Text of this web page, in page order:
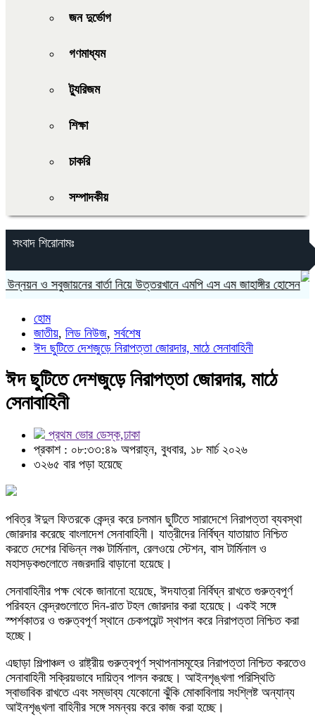
জন দুর্ভোগ
গণমাধ্যম
ট্যুরিজম
শিক্ষা
চাকরি
সম্পাদকীয়
সংবাদ শিরোনামঃ
ও সবুজায়নের বার্তা নিয়ে উত্তরখানে এমপি এস এম জাহাঙ্গীর হোসেন
হোম
জাতীয়, লিড নিউজ, সর্বশেষ
ঈদ ছুটিতে দেশজুড়ে নিরাপত্তা জোরদার, মাঠে সেনাবাহিনী
ঈদ ছুটিতে দেশজুড়ে নিরাপত্তা জোরদার, মাঠে
সেনাবাহিনী
প্রথম ভোর ডেস্ক,ঢাকা
প্রকাশ : ০৮:৩৩:৪৯ অপরাহ্ন, বুধবার, ১৮ মার্চ ২০২৬
৩২৬৫ বার পড়া হয়েছে
পবিত্র ঈদুল ফিতরকে কেন্দ্র করে চলমান ছুটিতে সারাদেশে নিরাপত্তা ব্যবস্থা
জোরদার করেছে বাংলাদেশ সেনাবাহিনী। যাত্রীদের নির্বিঘ্ন যাতায়াত নিশ্চিত
করতে দেশের বিভিন্ন লঞ্চ টার্মিনাল, রেলওয়ে স্টেশন, বাস টার্মিনাল ও
মহাসড়কগুলোতে নজরদারি বাড়ানো হয়েছে।
সেনাবাহিনীর পক্ষ থেকে জানানো হয়েছে, ঈদযাত্রা নির্বিঘ্ন রাখতে গুরুত্বপূর্ণ
পরিবহন কেন্দ্রগুলোতে দিন-রাত টহল জোরদার করা হয়েছে। একই সঙ্গে
স্পর্শকাতর ও গুরুত্বপূর্ণ স্থানে চেকপয়েন্ট স্থাপন করে নিরাপত্তা নিশ্চিত করা
হচ্ছে।
এছাড়া শিল্পাঞ্চল ও রাষ্ট্রীয় গুরুত্বপূর্ণ স্থাপনাসমূহের নিরাপত্তা নিশ্চিত করতেও
সেনাবাহিনী সক্রিয়ভাবে দায়িত্ব পালন করছে। আইনশৃঙ্খলা পরিস্থিতি
স্বাভাবিক রাখতে এবং সম্ভাব্য যেকোনো ঝুঁকি মোকাবিলায় সংশ্লিষ্ট অন্যান্য
আইনশৃঙ্খলা বাহিনীর সঙ্গে সমন্বয় করে কাজ করা হচ্ছে।